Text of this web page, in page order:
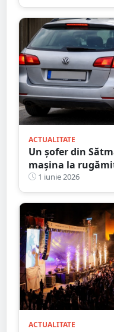
ACTUALITATE
Un șofer din
mașina la
parcată, după
1 iunie 2026
ACTUALITATE